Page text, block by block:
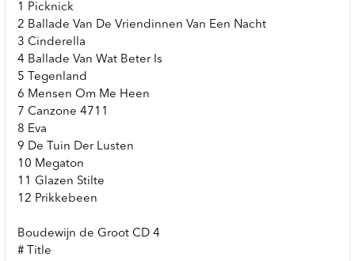
1 Picknick
2 Ballade Van De Vriendinnen Van Een Nacht
3 Cinderella
4 Ballade Van Wat Beter Is
5 Tegenland
6 Mensen Om Me Heen
7 Canzone 4711
8 Eva
9 De Tuin Der Lusten
10 Megaton
11 Glazen Stilte
12 Prikkebeen
Boudewijn de Groot CD 4
# Title